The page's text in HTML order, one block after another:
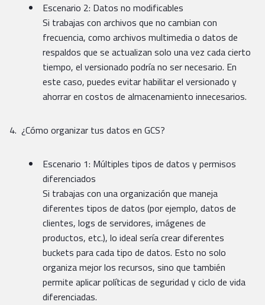
Escenario 2: Datos no modificables
Si trabajas con archivos que no cambian con
frecuencia, como archivos multimedia o datos de
respaldos que se actualizan solo una vez cada cierto
tiempo, el versionado podría no ser necesario. En
este caso, puedes evitar habilitar el versionado y
ahorrar en costos de almacenamiento innecesarios.
¿Cómo organizar tus datos en GCS?
Escenario 1: Múltiples tipos de datos y permisos
diferenciados
Si trabajas con una organización que maneja
diferentes tipos de datos (por ejemplo, datos de
clientes, logs de servidores, imágenes de
productos, etc.), lo ideal sería crear diferentes
buckets para cada tipo de datos. Esto no solo
organiza mejor los recursos, sino que también
permite aplicar políticas de seguridad y ciclo de vida
diferenciadas.